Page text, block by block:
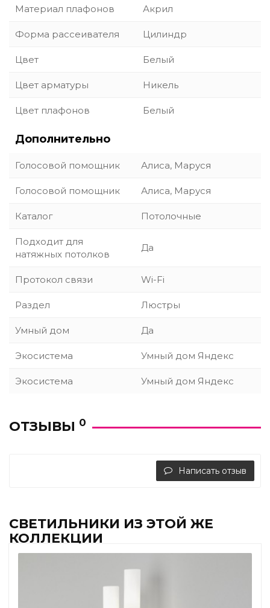
Материал плафонов Акрил
Форма рассеивателя Цилиндр
Цвет Белый
Цвет арматуры Никель
Цвет плафонов Белый
Дополнительно
Голосовой помощник Алиса, Маруся
Голосовой помощник Алиса, Маруся
Каталог Потолочные
Подходит для
натяжных потолков
Да
Протокол связи Wi-Fi
Раздел Люстры
Умный дом Да
Экосистема Умный дом Яндекс
Экосистема Умный дом Яндекс
ОТЗЫВЫ 0
Написать отзыв
СВЕТИЛЬНИКИ ИЗ ЭТОЙ ЖЕ
КОЛЛЕКЦИИ